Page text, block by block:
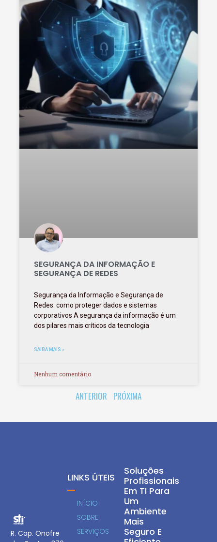
SEGURANÇA DA INFORMAÇÃO E
SEGURANÇA DE REDES
Segurança da Informação e Segurança de
Redes: como proteger dados e sistemas
corporativos A segurança da informação é um
dos pilares mais críticos da tecnologia
SAIBA MAIS »
Nenhum comentário
ANTERIOR PRÓXIMA
R. Cap. Onofre
Soluções
Profissionais
Em TI Para
Um
Ambiente
Mais
Seguro E
LINKS ÚTEIS
INÍCIO
SOBRE
SERVIÇOS